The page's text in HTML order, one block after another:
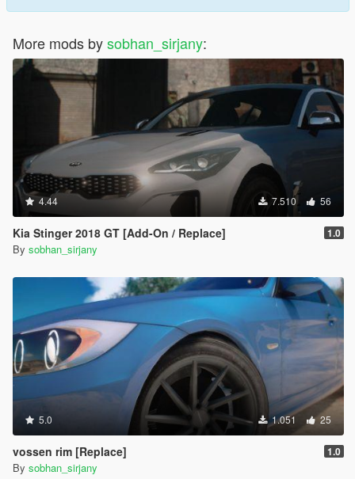
More mods bysobhan_sirjany:
4.44 7.510 56
Kia Stinger 2018 GT [Add-On / Replace] 1.0
By sobhan_sirjany
5.0 1.051 25
vossen rim [Replace] 1.0
By sobhan_sirjany